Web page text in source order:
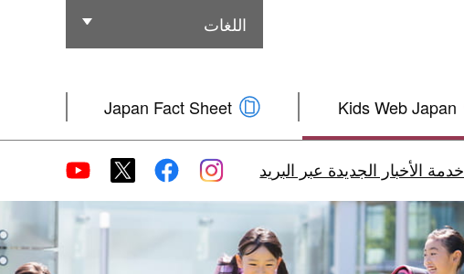
Kids Web Japan
Japan Fact Sheet
اللغات
اللغات الأخرى
خدمة الأخبار الجديدة عبر البريد